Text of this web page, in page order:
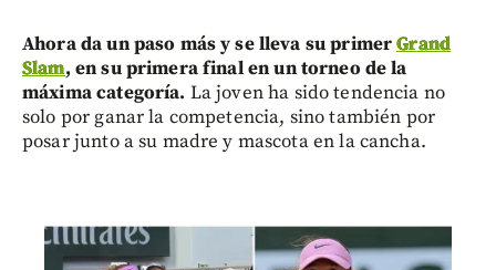
Ahora da un paso más y se lleva su primerGrand
Slam, en su primera final en un torneo de la
máxima categoría. La joven ha sido tendencia no
solo por ganar la competencia, sino también por
posar junto a su madre y mascota en la cancha.